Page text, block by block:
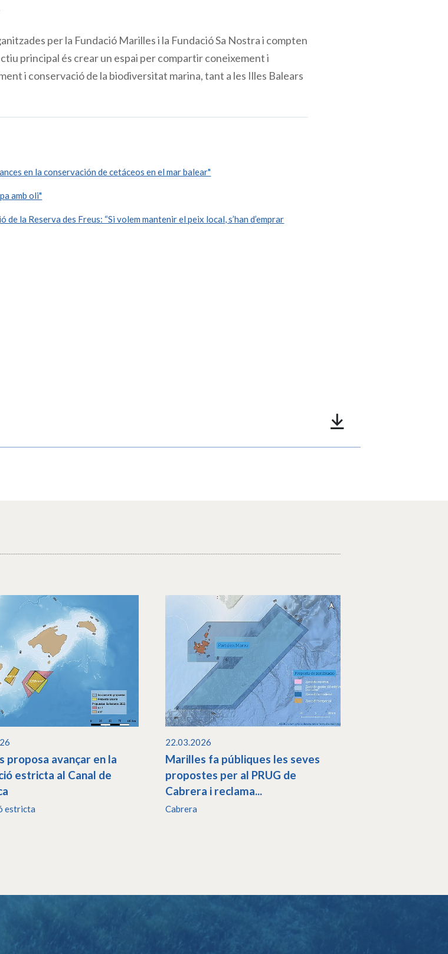
per la Fundació Marilles i la Fundació Sa Nostra i compten
principal és crear un espai per compartir coneixement i
i conservació de la biodiversitat marina, tant a les Illes Balears
en la conservación de cetáceos en el mar balear"
amb oli"
la Reserva des Freus: “Si volem mantenir el peix local, s’han d’emprar
proposa avançar en la
estricta al Canal de
estricta
22.03.2026
Marilles fa públiques les seves
propostes per al PRUG de
Cabrera i reclama...
Cabrera